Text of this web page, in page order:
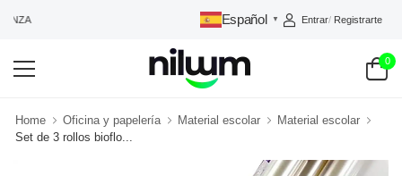
Español ▼ Entrar/ Registrarte
0
Home Oficina y papelería Material escolar
Material escolar
Set de 3 rollos bioflo...